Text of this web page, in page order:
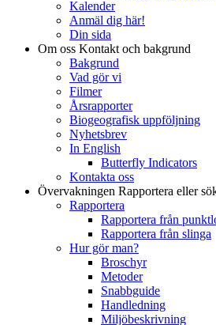
Kalender
Anmäl dig här!
Din sida
Om oss Kontakt och bakgrund
Bakgrund
Vad gör vi
Filmer
Årsrapporter
Biogeografisk uppföljning
Nyhetsbrev
In English
Butterfly Indicators
Kontakta oss
Övervakningen Rapportera eller
Rapportera
Rapportera från
Rapportera från slinga
Hur gör man?
Broschyr
Metoder
Snabbguide
Handledning
Miljöbeskrivning